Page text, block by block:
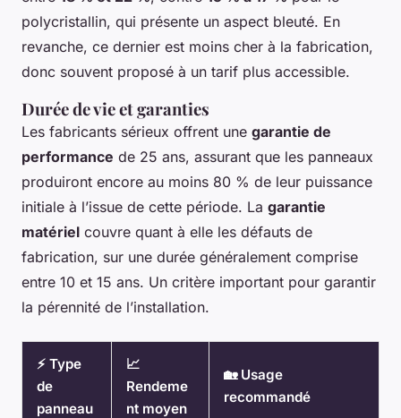
polycristallin, qui présente un aspect bleuté. En
revanche, ce dernier est moins cher à la fabrication,
donc souvent proposé à un tarif plus accessible.
Durée de vie et garanties
Les fabricants sérieux offrent une garantie de
performance de 25 ans, assurant que les panneaux
produiront encore au moins 80 % de leur puissance
initiale à l’issue de cette période. La garantie
matériel couvre quant à elle les défauts de
fabrication, sur une durée généralement comprise
entre 10 et 15 ans. Un critère important pour garantir
la pérennité de l’installation.
⚡ Type
de
panneau
📈
Rendeme
nt moyen
🏡 Usage
recommandé